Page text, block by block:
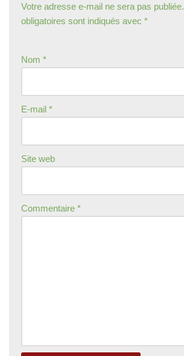
Votre adresse e-mail ne sera pas publiée.
obligatoires sont indiqués avec *
Nom *
E-mail *
Site web
Commentaire *